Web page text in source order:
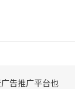
告推广平台也